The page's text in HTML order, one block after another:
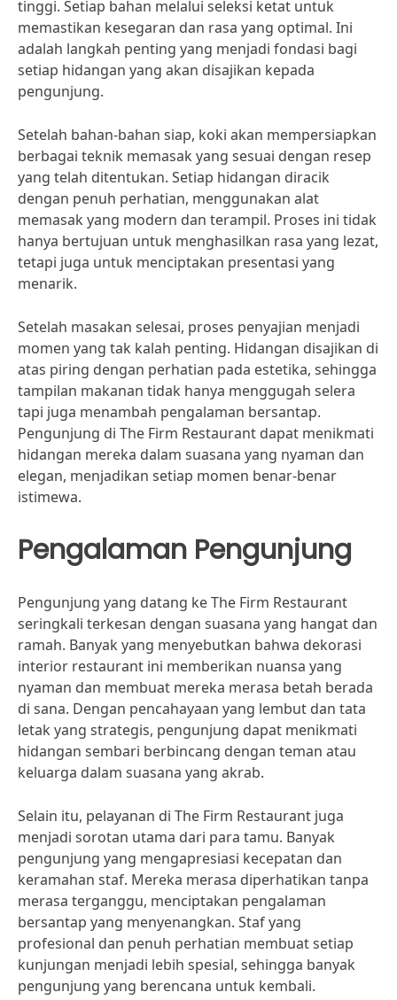
tinggi. Setiap bahan melalui seleksi ketat untuk
memastikan kesegaran dan rasa yang optimal. Ini
adalah langkah penting yang menjadi fondasi bagi
setiap hidangan yang akan disajikan kepada
pengunjung.
Setelah bahan-bahan siap, koki akan mempersiapkan
berbagai teknik memasak yang sesuai dengan resep
yang telah ditentukan. Setiap hidangan diracik
dengan penuh perhatian, menggunakan alat
memasak yang modern dan terampil. Proses ini tidak
hanya bertujuan untuk menghasilkan rasa yang lezat,
tetapi juga untuk menciptakan presentasi yang
menarik.
Setelah masakan selesai, proses penyajian menjadi
momen yang tak kalah penting. Hidangan disajikan di
atas piring dengan perhatian pada estetika, sehingga
tampilan makanan tidak hanya menggugah selera
tapi juga menambah pengalaman bersantap.
Pengunjung di The Firm Restaurant dapat menikmati
hidangan mereka dalam suasana yang nyaman dan
elegan, menjadikan setiap momen benar-benar
istimewa.
Pengalaman Pengunjung
Pengunjung yang datang ke The Firm Restaurant
seringkali terkesan dengan suasana yang hangat dan
ramah. Banyak yang menyebutkan bahwa dekorasi
interior restaurant ini memberikan nuansa yang
nyaman dan membuat mereka merasa betah berada
di sana. Dengan pencahayaan yang lembut dan tata
letak yang strategis, pengunjung dapat menikmati
hidangan sembari berbincang dengan teman atau
keluarga dalam suasana yang akrab.
Selain itu, pelayanan di The Firm Restaurant juga
menjadi sorotan utama dari para tamu. Banyak
pengunjung yang mengapresiasi kecepatan dan
keramahan staf. Mereka merasa diperhatikan tanpa
merasa terganggu, menciptakan pengalaman
bersantap yang menyenangkan. Staf yang
profesional dan penuh perhatian membuat setiap
kunjungan menjadi lebih spesial, sehingga banyak
pengunjung yang berencana untuk kembali.